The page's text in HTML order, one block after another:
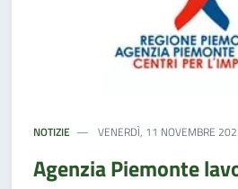
NOTIZIE VENERDÌ, 11 NOVEMBRE
Agenzia Piemonte